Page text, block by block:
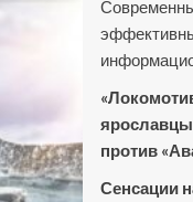
против
Сенсации